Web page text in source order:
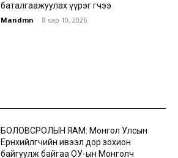
баталгаажуулах үүрэг өгчээ
Mandmn - 8 сар 10, 2026
БОЛОВСРОЛЫН ЯАМ: Монгол Улсын
Ерөнхийлөгчийн ивээл дор зохион
байгуулж байгаа ОУ-ын Монголч